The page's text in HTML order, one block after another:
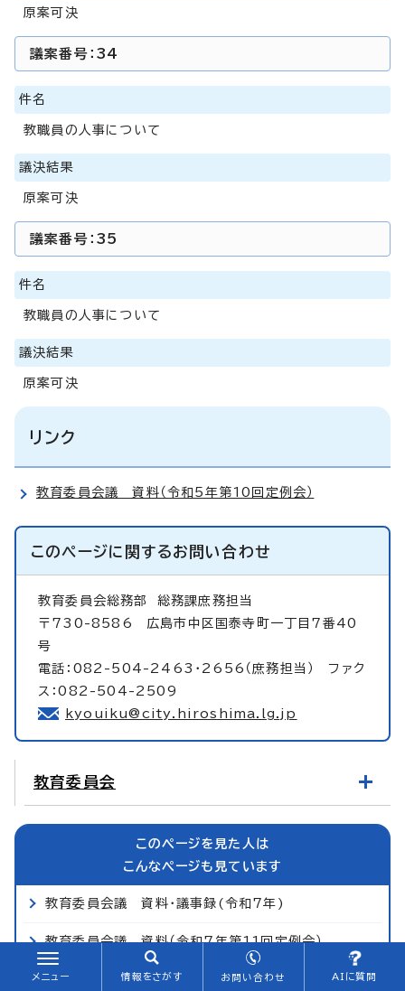
原案可決
議案番号：34
件名
教職員の人事について
議決結果
原案可決
議案番号：35
件名
教職員の人事について
議決結果
原案可決
リンク
教育委員会議 資料（令和5年第10回定例会）
このページに関するお問い合わせ
教育委員会総務部 総務課庶務担当
〒730-8586 広島市中区国泰寺町一丁目7番40
号
電話：082-504-2463・2656（庶務担当） ファク
ス：082-504-2509
kyouiku@city.hiroshima.lg.jp
教育委員会
このページを見た人は
こんなページも見ています
教育委員会議 資料・議事録(令和7年)
教育委員会議 資料（令和7年第11回定例会）
教育委員会議 令和7年
メニュー 情報をさがす お問い合わせ AIに質問